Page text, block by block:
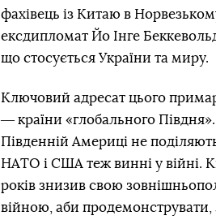
фахівець із Китаю в
ексдипломат Йо Інге
що стосується України та миру.
Ключовий адресат цього
― країни «глобального
Південній Америці не
НАТО і США теж винні у війні.
років знизив свою
війною, аби продемонструвати,